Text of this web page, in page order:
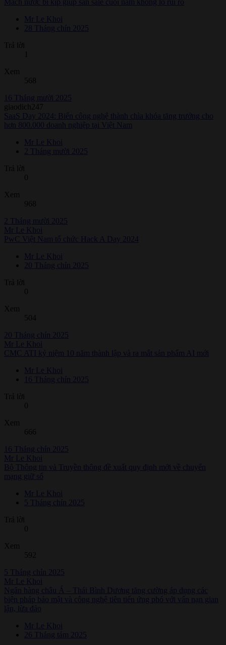
Mách nước bí kíp giúp săn sale cuối năm không lo rủi ro
Mr Le Khoi
28 Tháng chín 2025
Trả lời
Xem
568
16 Tháng mười 2025
giaodich247
SaaS Day 2024: Biến công nghệ thành chìa khóa tăng trưởng cho
hơn 800.000 doanh nghiệp tại Việt Nam
Mr Le Khoi
2 Tháng mười 2025
Trả lời
0
Xem
968
2 Tháng mười 2025
Mr Le Khoi
PwC Việt Nam tổ chức Hack A Day 2024
Mr Le Khoi
20 Tháng chín 2025
Trả lời
0
Xem
504
20 Tháng chín 2025
Mr Le Khoi
CMC ATI kỷ niệm 10 năm thành lập và ra mắt sản phẩm AI mới
Mr Le Khoi
16 Tháng chín 2025
Trả lời
0
Xem
666
16 Tháng chín 2025
Mr Le Khoi
Bộ Thông tin và Truyền thông đề xuất quy định mới về chuyển
mạng giữ số
Mr Le Khoi
5 Tháng chín 2025
Trả lời
0
Xem
592
5 Tháng chín 2025
Mr Le Khoi
Ngân hàng châu Á – Thái Bình Dương tăng cường áp dụng các
biện pháp bảo mật và công nghệ tiên tiến ứng phó với vấn nạn gian
lận, lừa đảo
Mr Le Khoi
26 Tháng tám 2025